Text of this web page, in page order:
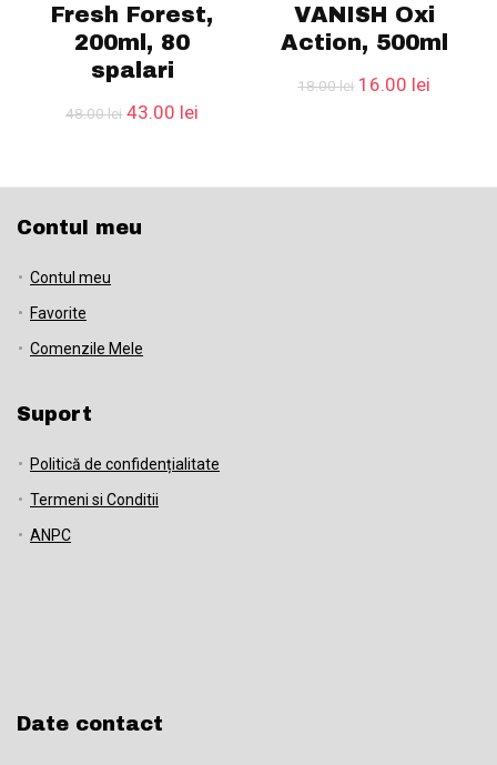
Fresh Forest,
200ml, 80
spalari
48.00lei Prețul
43.00 lei
VANISH Oxi
Action, 500ml
18.00lei Prețul
16.00 lei
Contul meu
Contul meu
Favorite
Comenzile Mele
Suport
Politică de confidențialitate
Termeni si Conditii
ANPC
Date contact